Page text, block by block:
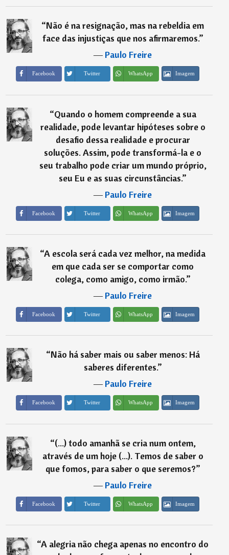
“Não é na resignação, mas na rebeldia em
face das injustiças que nos afirmaremos.”
―Paulo Freire
Facebook Twitter WhatsApp Imagem
“Quando o homem compreende a sua
realidade, pode levantar hipóteses sobre o
desafio dessa realidade e procurar
soluções. Assim, pode transformá-la e o
seu trabalho pode criar um mundo próprio,
seu Eu e as suas circunstâncias.”
―Paulo Freire
Facebook Twitter WhatsApp Imagem
“A escola será cada vez melhor, na medida
em que cada ser se comportar como
colega, como amigo, como irmão.”
―Paulo Freire
Facebook Twitter WhatsApp Imagem
“Não há saber mais ou saber menos: Há
saberes diferentes.”
―Paulo Freire
Facebook Twitter WhatsApp Imagem
“(...) todo amanhã se cria num ontem,
através de um hoje (...). Temos de saber o
que fomos, para saber o que seremos?”
―Paulo Freire
Facebook Twitter WhatsApp Imagem
“A alegria não chega apenas no encontro do